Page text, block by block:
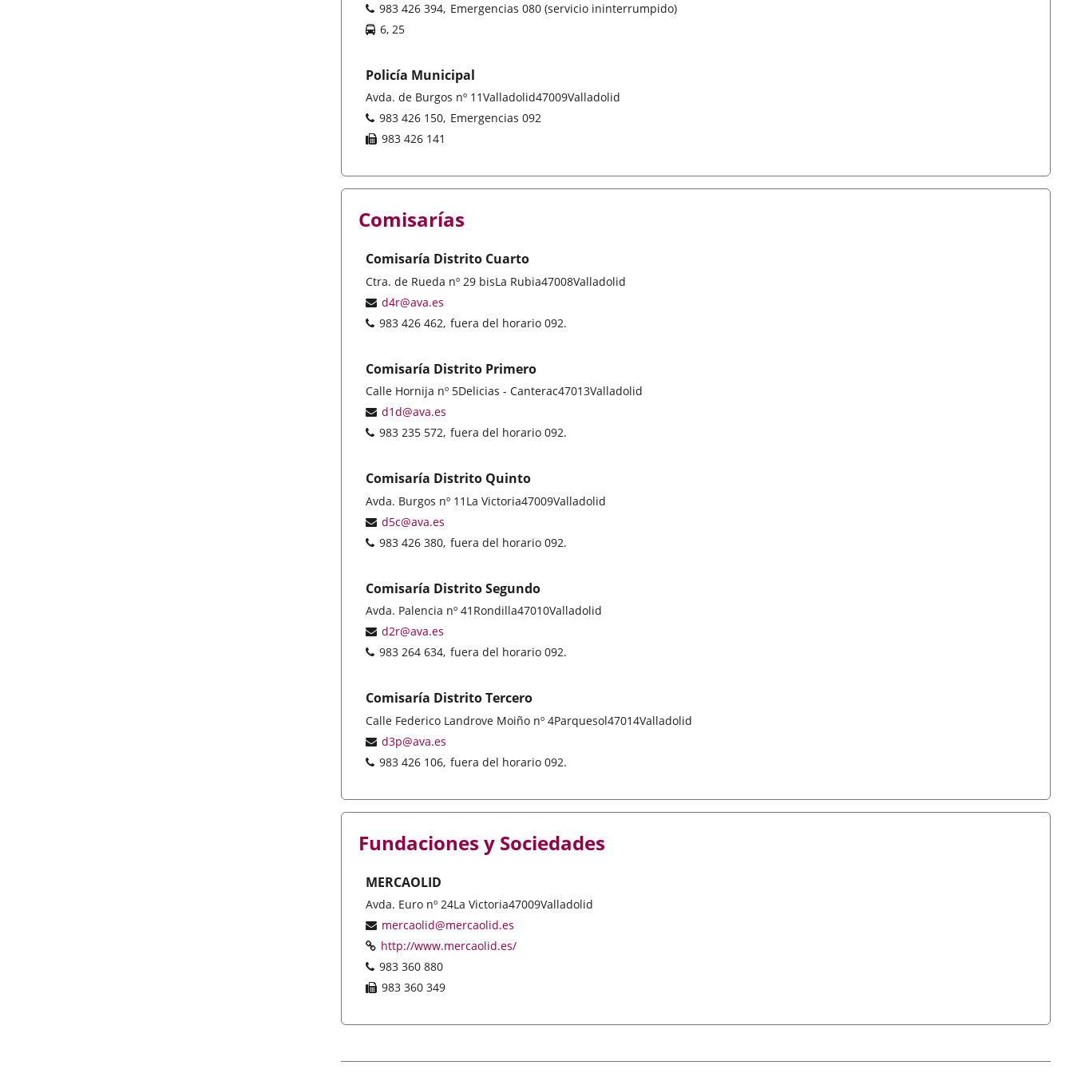
Phones
983 426 394 Emergencias 080 (servicio ininterrumpido)
Líneas
6, 25
Policía Municipal
Postal
address
Avda. de Burgos nº 11Valladolid47009Valladolid
Phones
983 426 150 Emergencias 092
Fax
983 426 141
Comisarías
Comisaría Distrito Cuarto
Postal
address
Ctra. de Rueda nº 29 bisLa Rubia47008Valladolid
Email
d4r@ava.es
Phones
983 426 462 fuera del horario 092.
Comisaría Distrito Primero
Postal
address
Calle Hornija nº 5Delicias - Canterac47013Valladolid
Email
d1d@ava.es
Phones
983 235 572 fuera del horario 092.
Comisaría Distrito Quinto
Postal
address
Avda. Burgos nº 11 La Victoria47009Valladolid
Email
d5c@ava.es
Phones
983 426 380 fuera del horario 092.
Comisaría Distrito Segundo
Postal
address
Avda. Palencia nº 41 Rondilla47010Valladolid
Email
d2r@ava.es
Phones
983 264 634 fuera del horario 092.
Comisaría Distrito Tercero
Postal
address
Calle Federico Landrove Moiño nº 4Parquesol47014Valladolid
Email
d3p@ava.es
Phones
983 426 106 fuera del horario 092.
Fundaciones y Sociedades
MERCAOLID
Postal
address
Avda. Euro nº 24La Victoria47009Valladolid
Email
mercaolid@mercaolid.es
Web
http://www.mercaolid.es/Enlace
Phones
983 360 880
Fax
983 360 349